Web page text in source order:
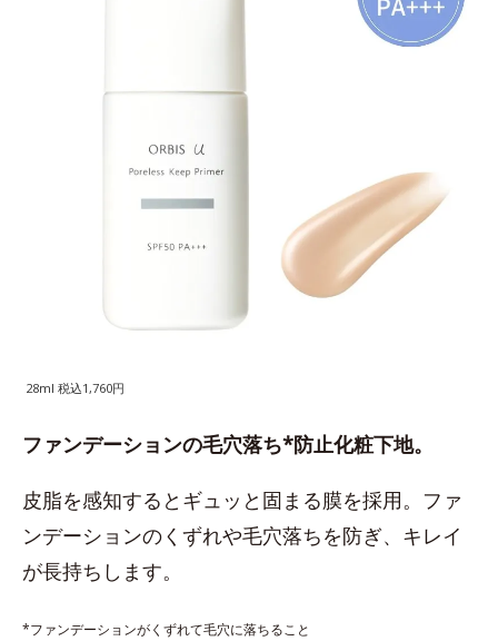
28ml 税込1,760円
ファンデーションの毛穴落ち*防止化粧下地。
皮脂を感知するとギュッと固まる膜を採用。ファ
ンデーションのくずれや毛穴落ちを防ぎ、キレイ
が長持ちします。
*ファンデーションがくずれて毛穴に落ちること